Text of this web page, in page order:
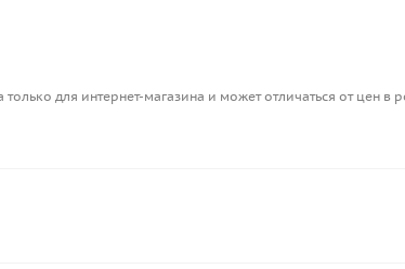
только для интернет-магазина и может отличаться от цен в